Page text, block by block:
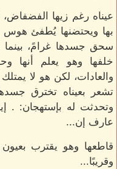
عيناه رغم زيها
بها ويحتضنها يُطفئ هوس
سحق جسدها غرامً،
خلفها وهو يعلم أنها
والعادات، لكن هو لا
تشعر بعيناه تخترق
وتحدثت له بإستهجان: .
عارف إن...
قاطعها وهو يقترب
وقريبًا...